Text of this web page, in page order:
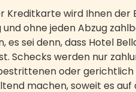
Kreditkarte wird Ihnen
ohne jeden Abzug
sei denn, dass Hotel
Schecks werden nur
oder
machen, soweit es